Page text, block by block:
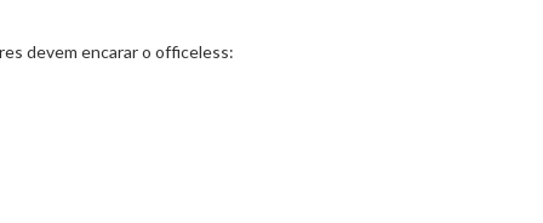
devem encarar o officeless: